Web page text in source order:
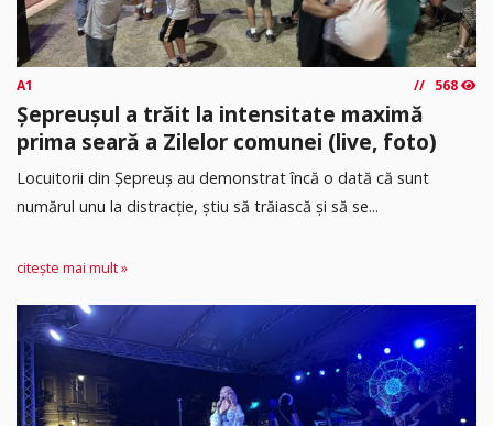
A1 568
Șepreușul a trăit la intensitate maximă
prima seară a Zilelor comunei (live, foto)
Locuitorii din Șepreuș au demonstrat încă o dată că sunt
numărul unu la distracție, știu să trăiască și să se...
citește mai mult »